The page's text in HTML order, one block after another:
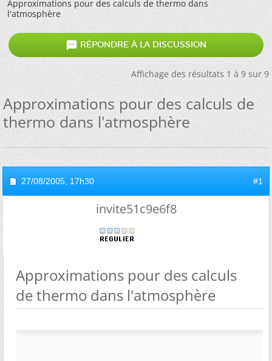
Approximations pour des calculs de thermo dans
l'atmosphère
 RÉPONDRE À LA DISCUSSION
Affichage des résultats 1 à 9 sur 9
Approximations pour des calculs de
thermo dans l'atmosphère
27/08/2005, 17h30 #1
invite51c9e6f8
Approximations pour des calculs
de thermo dans l'atmosphère